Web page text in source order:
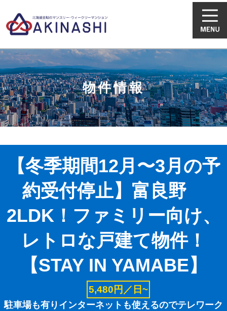
物件情報
【冬季期間12月〜3月の予
約受付停止】富良野
2LDK！ファミリー向け、
レトロな戸建て物件！
【STAY IN YAMABE】
5,480円／日~
駐車場も有りインターネットも使えるのでテレワーク